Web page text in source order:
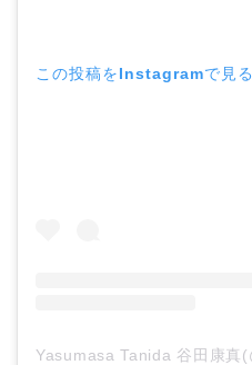
この投稿をInstagramで見る